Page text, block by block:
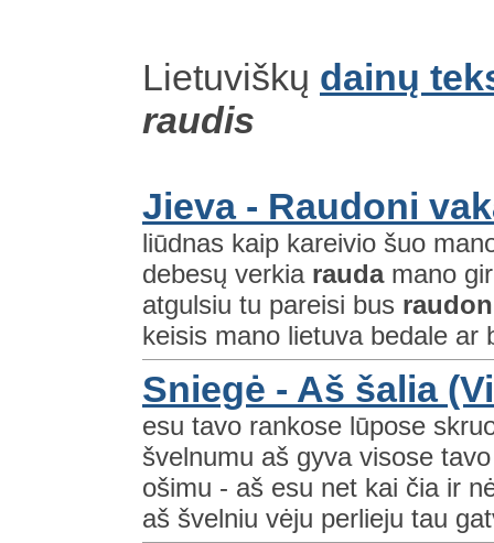
Lietuviškų dainų
raudis
Jieva - Raudoni
liūdnas kaip kareivio šuo
debesų verkia raudamano
atgulsiu tu pareisi bus
keisis mano lietuva bedale ar
Sniegė - Aš šalia
esu tavo rankose lūpose
švelnumu aš gyva visose
ošimu - aš esu net kai čia ir
aš švelniu vėju perlieju tau